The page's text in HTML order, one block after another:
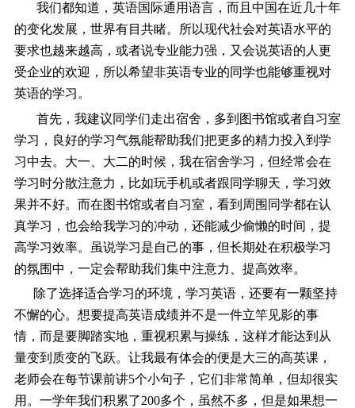
我们都知道，英语国际通用语言，而且中国在近几十年
的变化发展，世界有目共睹。所以现代社会对英语水平的
要求也越来越高，或者说专业能力强，又会说英语的人更
受企业的欢迎，所以希望非英语专业的同学也能够重视对
英语的学习。
首先，我建议同学们走出宿舍，多到图书馆或者自习室
学习，良好的学习气氛能帮助我们把更多的精力投入到学
习中去。大一、大二的时候，我在宿舍学习，但经常会在
学习时分散注意力，比如玩手机或者跟同学聊天，学习效
果并不好。而在图书馆或者自习室，看到周围同学都在认
真学习，也会给我学习的冲动，还能减少偷懒的时间，提
高学习效率。虽说学习是自己的事，但长期处在积极学习
的氛围中，一定会帮助我们集中注意力、提高效率。
除了选择适合学习的环境，学习英语，还要有一颗坚持
不懈的心。想要提高英语成绩并不是一件立竿见影的事
情，而是要脚踏实地，重视积累与操练，这样才能达到从
量变到质变的飞跃。让我最有体会的便是大三的高英课，
老师会在每节课前讲5个小句子，它们非常简单，但却很实
用。一学年我们积累了200多个，虽然不多，但是如果想一